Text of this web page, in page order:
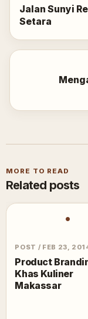
Jalan Sunyi
Setara
MORE TO READ
Related posts
•
POST / FEB 23,
Product
Khas Kuliner
Makassar